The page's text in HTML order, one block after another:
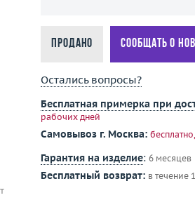
Продано Сообщать о
Остались вопросы?
Бесплатная примерка при
рабочих дней
Самовывоз г. Москва:
Гарантия на изделие: 6 месяцев
Бесплатный возврат: в течение